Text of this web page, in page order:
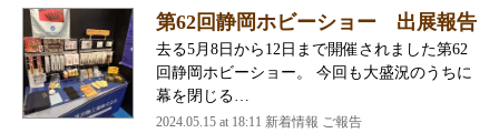
第62回静岡ホビーショー 出展報告
去る5月8日から12日まで開催されました第62
回静岡ホビーショー。 今回も大盛況のうちに
幕を閉じる…
2024.05.15 at 18:11 新着情報 ご報告